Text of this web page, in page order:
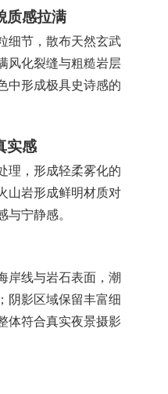
质感拉满
细节，散布天然玄武
风化裂缝与粗糙岩层
中形成极具史诗感的
实感
理，形成轻柔雾化的
山岩形成鲜明材质对
宁静感。
岸线与岩石表面，潮
阴影区域保留丰富细
体符合真实夜景摄影